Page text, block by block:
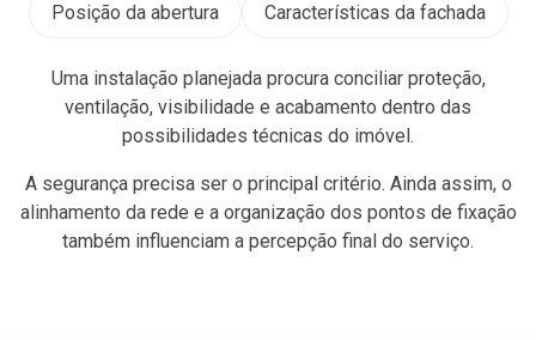
Posição da abertura Características da fachada
Uma instalação planejada procura conciliar proteção,
ventilação, visibilidade e acabamento dentro das
possibilidades técnicas do imóvel.
A segurança precisa ser o principal critério. Ainda assim, o
alinhamento da rede e a organização dos pontos de fixação
também influenciam a percepção final do serviço.